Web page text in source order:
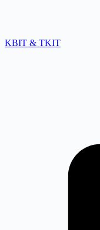
KBIT & TKIT